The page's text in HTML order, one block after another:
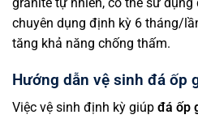
chuyên dụng định kỳ 6 tháng/
tăng khả năng chống thấm.
Hướng dẫn vệ sinh đá ốp
Việc vệ sinh định kỳ giúp đá ốp